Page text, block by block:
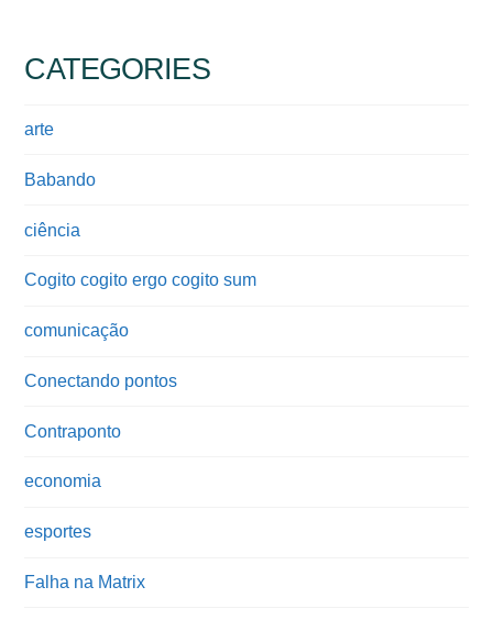
CATEGORIES
arte
Babando
ciência
Cogito cogito ergo cogito sum
comunicação
Conectando pontos
Contraponto
economia
esportes
Falha na Matrix